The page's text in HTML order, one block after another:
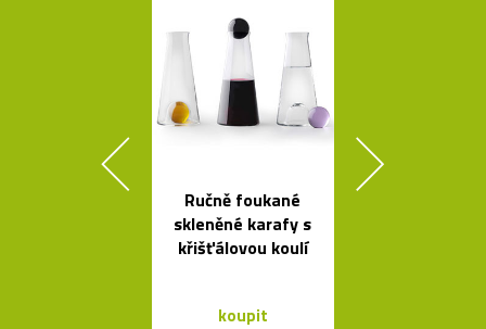
Ručně foukané
skleněné karafy s
křišťálovou koulí
koupit